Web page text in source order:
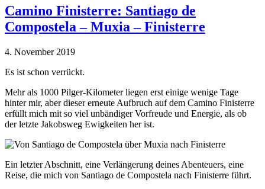
Camino Finisterre: Santiago de
Compostela – Muxia – Finisterre
4. November 2019
Es ist schon verrückt.
Mehr als 1000 Pilger-Kilometer liegen erst einige wenige Tage
hinter mir, aber dieser erneute Aufbruch auf dem Camino Finisterre
erfüllt mich mit so viel unbändiger Vorfreude und Energie, als ob
der letzte Jakobsweg Ewigkeiten her ist.
Ein letzter Abschnitt, eine Verlängerung deines Abenteuers, eine
Reise, die mich von Santiago de Compostela nach Finisterre führt.